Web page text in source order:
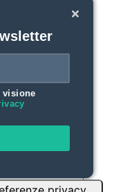
visione
privacy